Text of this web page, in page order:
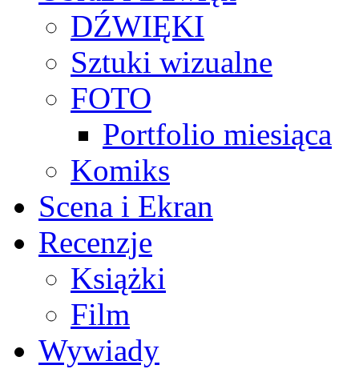
DŹWIĘKI
Sztuki wizualne
FOTO
Portfolio miesiąca
Komiks
Scena i Ekran
Recenzje
Książki
Film
Wywiady